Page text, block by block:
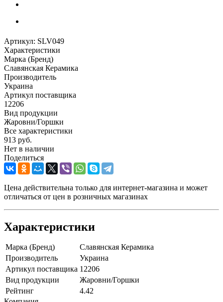
Артикул: SLV049
Характеристики
Марка (Бренд)
Славянская Керамика
Производитель
Украина
Артикул поставщика
12206
Вид продукции
Жаровни/Горшки
Все характеристики
913 руб.
Нет в наличии
Поделиться
Цена действительна только для интернет-магазина и может
отличаться от цен в розничных магазинах
Характеристики
Марка (Бренд)
Славянская Керамика
Производитель
Украина
Артикул поставщика 12206
Вид продукции
Жаровни/Горшки
Рейтинг
4.42